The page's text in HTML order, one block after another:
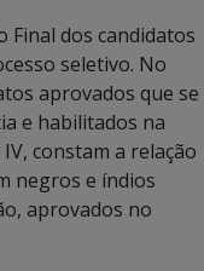
Final dos candidatos
seletivo. No
aprovados que se
e habilitados na
constam a relação
negros e índios
aprovados no